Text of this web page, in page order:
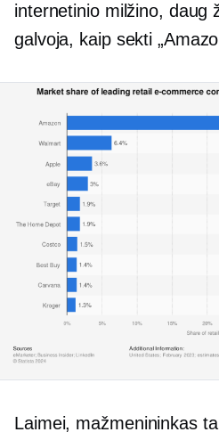
internetinio milžino, daug
galvoja, kaip sekti
Laimei, mažmenininkas